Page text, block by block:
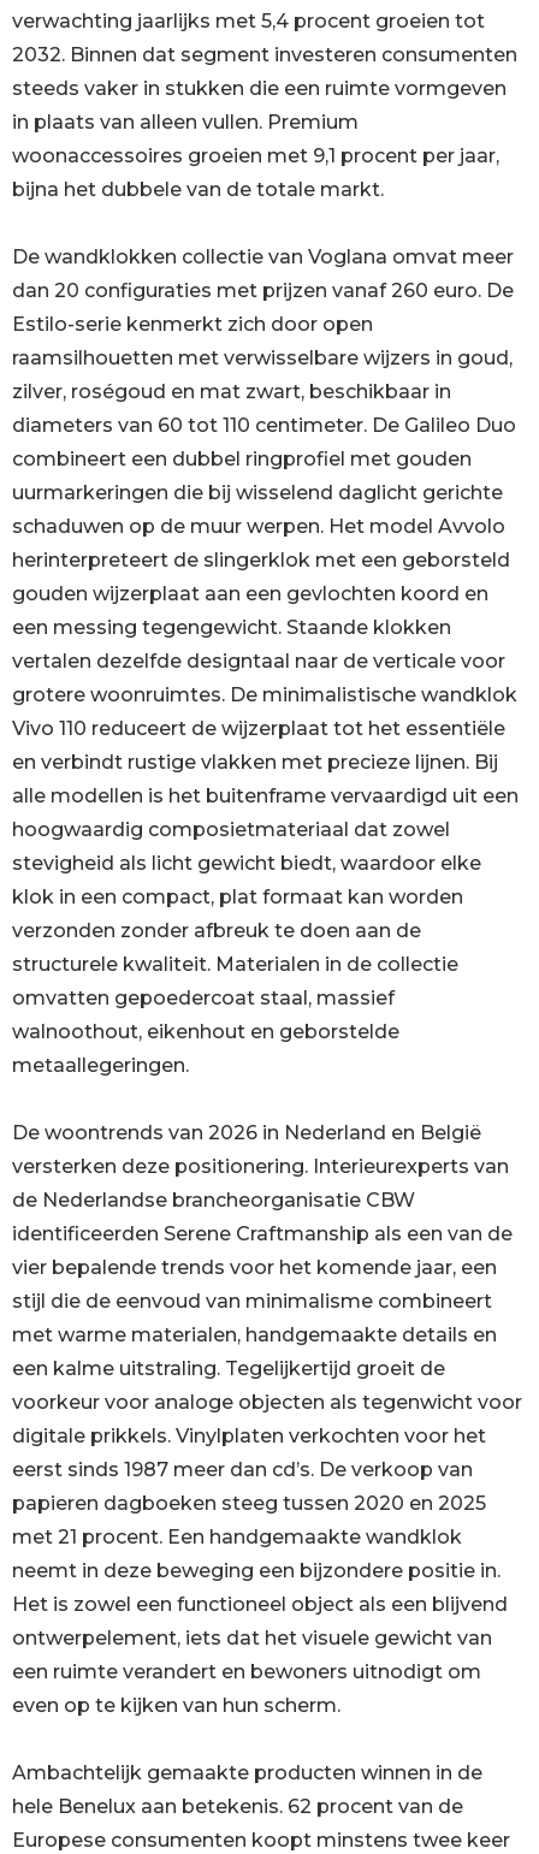
verwachting jaarlijks met 5,4 procent groeien tot
2032. Binnen dat segment investeren consumenten
steeds vaker in stukken die een ruimte vormgeven
in plaats van alleen vullen. Premium
woonaccessoires groeien met 9,1 procent per jaar,
bijna het dubbele van de totale markt.
De wandklokken collectie van Voglana omvat meer
dan 20 configuraties met prijzen vanaf 260 euro. De
Estilo-serie kenmerkt zich door open
raamsilhouetten met verwisselbare wijzers in goud,
zilver, roségoud en mat zwart, beschikbaar in
diameters van 60 tot 110 centimeter. De Galileo Duo
combineert een dubbel ringprofiel met gouden
uurmarkeringen die bij wisselend daglicht gerichte
schaduwen op de muur werpen. Het model Avvolo
herinterpreteert de slingerklok met een geborsteld
gouden wijzerplaat aan een gevlochten koord en
een messing tegengewicht. Staande klokken
vertalen dezelfde designtaal naar de verticale voor
grotere woonruimtes. De minimalistische wandklok
Vivo 110 reduceert de wijzerplaat tot het essentiële
en verbindt rustige vlakken met precieze lijnen. Bij
alle modellen is het buitenframe vervaardigd uit een
hoogwaardig composietmateriaal dat zowel
stevigheid als licht gewicht biedt, waardoor elke
klok in een compact, plat formaat kan worden
verzonden zonder afbreuk te doen aan de
structurele kwaliteit. Materialen in de collectie
omvatten gepoedercoat staal, massief
walnoothout, eikenhout en geborstelde
metaallegeringen.
De woontrends van 2026 in Nederland en België
versterken deze positionering. Interieurexperts van
de Nederlandse brancheorganisatie CBW
identificeerden Serene Craftmanship als een van de
vier bepalende trends voor het komende jaar, een
stijl die de eenvoud van minimalisme combineert
met warme materialen, handgemaakte details en
een kalme uitstraling. Tegelijkertijd groeit de
voorkeur voor analoge objecten als tegenwicht voor
digitale prikkels. Vinylplaten verkochten voor het
eerst sinds 1987 meer dan cd’s. De verkoop van
papieren dagboeken steeg tussen 2020 en 2025
met 21 procent. Een handgemaakte wandklok
neemt in deze beweging een bijzondere positie in.
Het is zowel een functioneel object als een blijvend
ontwerpelement, iets dat het visuele gewicht van
een ruimte verandert en bewoners uitnodigt om
even op te kijken van hun scherm.
Ambachtelijk gemaakte producten winnen in de
hele Benelux aan betekenis. 62 procent van de
Europese consumenten koopt minstens twee keer